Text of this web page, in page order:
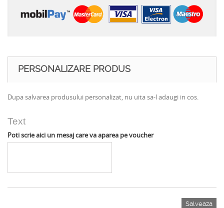
PERSONALIZARE PRODUS
Dupa salvarea produsului personalizat, nu uita sa-l adaugi in cos.
Text
Poti scrie aici un mesaj care va aparea pe voucher
Salveaza